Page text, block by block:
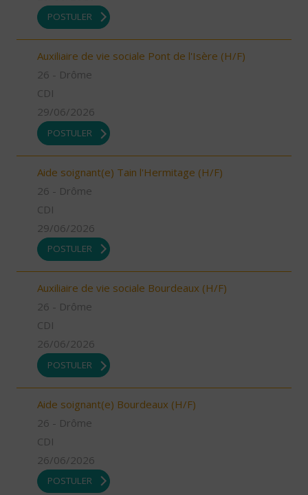
POSTULER
Auxiliaire de vie sociale Pont de l'Isère (H/F)
26 - Drôme
CDI
29/06/2026
POSTULER
Aide soignant(e) Tain l'Hermitage (H/F)
26 - Drôme
CDI
29/06/2026
POSTULER
Auxiliaire de vie sociale Bourdeaux (H/F)
26 - Drôme
CDI
26/06/2026
POSTULER
Aide soignant(e) Bourdeaux (H/F)
26 - Drôme
CDI
26/06/2026
POSTULER